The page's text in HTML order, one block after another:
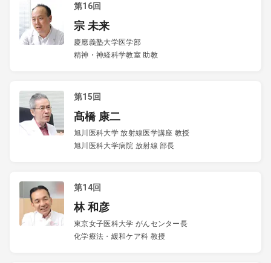
第16回
宗 未来
慶應義塾大学医学部
精神・神経科学教室 助教
第15回
髙橋 康二
旭川医科大学 放射線医学講座 教授
旭川医科大学病院 放射線 部長
第14回
林 和彦
東京女子医科大学 がんセンター長
化学療法・緩和ケア科 教授